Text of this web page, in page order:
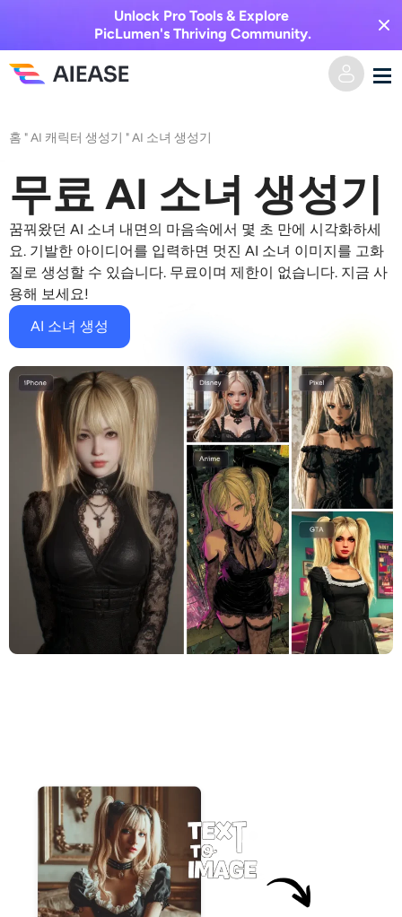
Unlock Pro Tools & Explore
PicLumen's Thriving Community.
AI 비디오
텍스트를 비디오로
이미지를 비디오로
비디오 효과
AI 키스 생성기
AI 포옹 생성기
AI 댄스 생성기
지원되는 AI 모델
Seedance 2.0 Kling 2.6 Motion Control Veo 3.1
Sora 2.0 Kling 2.6 Pro Kling 2.1 Master Hailuo 2.3
비디오 효과
AI 이미지
이미지 변환
텍스트를 이미지로
지원되는 AI 모델
Seedream 5.0 프로 Nano Banana Pro Seedream 4.5
나노 바나나 플럭스 Kontext
AI 도구
사진 편집 및 제작 도구
사진 인핸서
개체 제거기
워터마크 리무버
배경 제거제
AI 색칠
AI 스타일 이미지 생성기
가격
홈 "AI 캐릭터 생성기 "AI 소녀 생성기
무료 AI 소녀 생성기
꿈꿔왔던 AI 소녀 내면의 마음속에서 몇 초 만에 시각화하세
요. 기발한 아이디어를 입력하면 멋진 AI 소녀 이미지를 고화
질로 생성할 수 있습니다. 무료이며 제한이 없습니다. 지금 사
용해 보세요!
AI 소녀 생성